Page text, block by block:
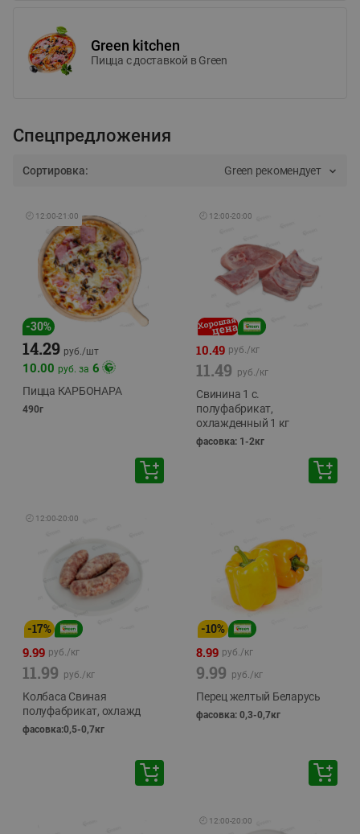
Green kitchen
Пицца c доставкой в Green
Спецпредложения
Сортировка: Green рекомендует
🕘 12:00-21:00
-30%
14.29 руб./шт
10.00 руб. за 6
Пицца КАРБОНАРА
490г
🕘 12:00-20:00
10.49 руб./кг
11.49 руб./кг
Свинина 1 с.
полуфабрикат,
охлажденный 1 кг
фасовка: 1-2кг
🕘 12:00-20:00
-17%
9.99 руб./кг
11.99 руб./кг
Колбаса Свиная
полуфабрикат, охлажд
фасовка:0,5-0,7кг
-10%
8.99 руб./кг
9.99 руб./кг
Перец желтый Беларусь
фасовка: 0,3-0,7кг
🕘 12:00-20:00